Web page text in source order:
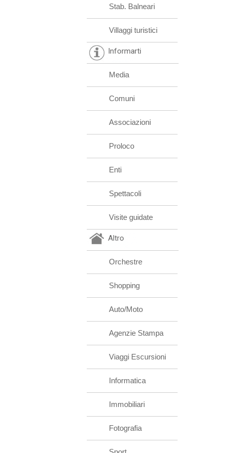
Stab. Balneari
Villaggi turistici
Informarti
Media
Comuni
Associazioni
Proloco
Enti
Spettacoli
Visite guidate
Altro
Orchestre
Shopping
Auto/Moto
Agenzie Stampa
Viaggi Escursioni
Informatica
Immobiliari
Fotografia